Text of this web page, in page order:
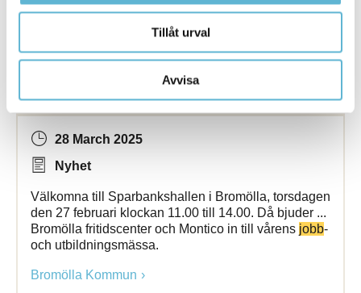
Tillåt urval
Avvisa
- och utbildningsmässa i
Bromölla kommun
28 March 2025
Nyhet
Välkomna till Sparbankshallen i Bromölla, torsdagen
den 27 februari klockan 11.00 till 14.00. Då bjuder ...
Bromölla fritidscenter och Montico in till vårens jobb-
och utbildningsmässa.
Bromölla Kommun